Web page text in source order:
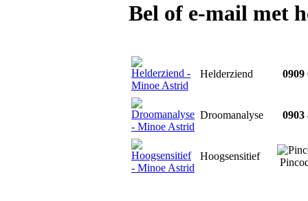
Bel of e-mail met
Helderziend 0909
Droomanalyse 0903
Hoogsensitief